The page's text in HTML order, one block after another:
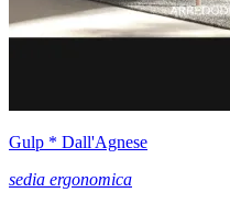
Gulp * Dall'Agnese
sedia ergonomica